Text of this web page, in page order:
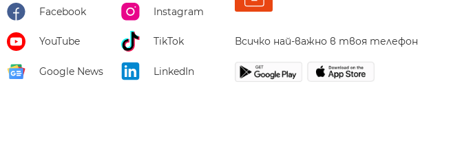
Facebook Instagram
YouTube TikTok
Google News LinkedIn
Всичко най-важно в твоя телефон